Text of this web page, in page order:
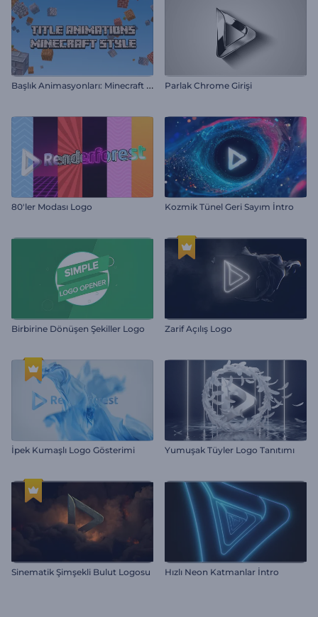
B
aşlık Animasyonları: Minecraft Tarzı Parlak Chrome Girişi
80'ler Modası Logo Kozmik Tünel Geri Sayım İntro
Birbirine Dönüşen Şekiller Logo Zarif Açılış Logo
İpek Kumaşlı Logo Gösterimi Yumuşak Tüyler Logo Tanıtımı
Sinematik Şimşekli Bulut Logosu Hızlı Neon Katmanlar İntro